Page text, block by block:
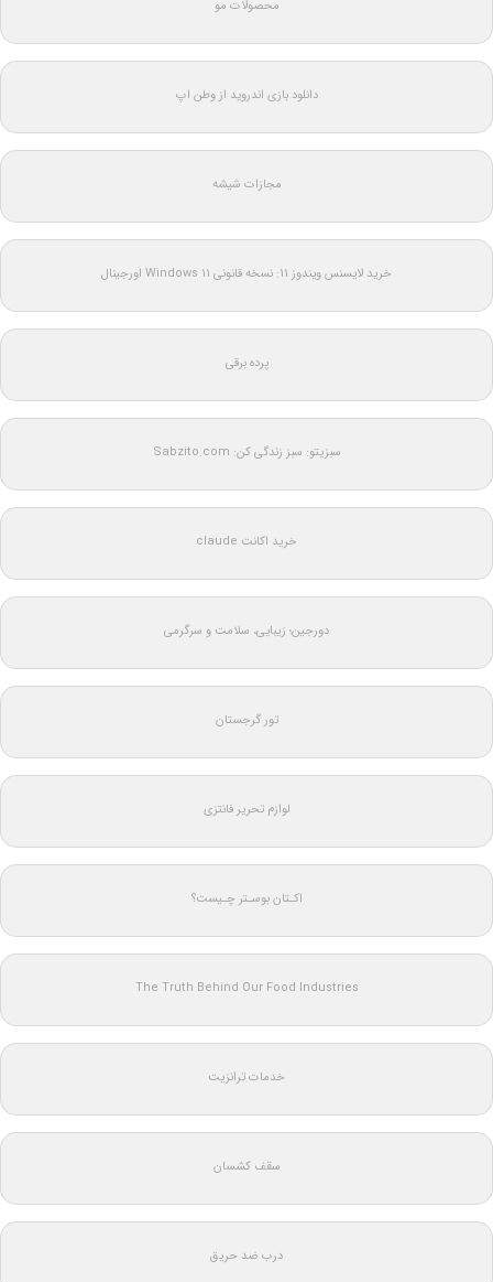
محصولات مو
دانلود بازی اندروید از وطن اپ
مجازات شیشه
خرید لایسنس ویندوز 11: نسخه قانونی Windows 11 اورجینال
پرده برقی
سبزیتو: سبز زندگی کن: Sabzito.com
خرید اکانت claude
دورجین؛ زیبایی، سلامت و سرگرمی
تور گرجستان
لوازم تحریر فانتزی
اکـتان بوسـتر چـیست؟
The Truth Behind Our Food Industries
خدمات ترانزیت
سقف کشسان
درب ضد حریق